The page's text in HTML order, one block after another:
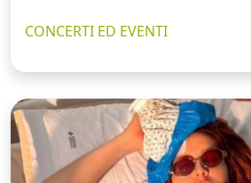
CONCERTI ED EVENTI